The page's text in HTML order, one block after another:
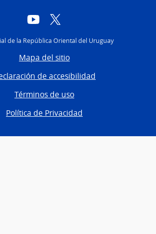
YouTube
de la República Oriental del Uruguay
Mapa del sitio
de accesibilidad
Términos de uso
Política de Privacidad